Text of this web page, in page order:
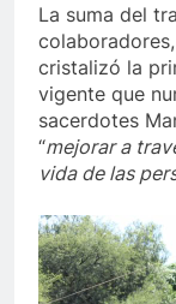
La suma del
cristalizó la
vigente que
sacerdotes
“mejorar a
vida de las